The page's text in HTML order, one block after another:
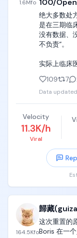
务
嘉宾们拆解
一是销售模
增速20%，
要求加装传
二是被生成
Artifacts/
再学
AI直接把开
家Bending
克式"的极
代码，把一
亿美元
美国数据
《福布斯
级数据标注
尖人才整
忧，认为中
表现这么好
整理的数据
我目前大部
如果想在小
英」。
后，就可以
己愿意接受
开通之后，
就可能会有
确认合作之
是一次询
为什么大
因为品牌方
除非你是头
势，品牌方
1.6Mfo 100/
绝大多数处
是在三期临
没有数据、
不负责”。
实际上临床
但绝大多数
备孕， 否则
用药，你要
109 7
Data updated
Velocity
11.3K/h
Viral
164.5Kfo
歸藏
这次重置的
Boris 在一